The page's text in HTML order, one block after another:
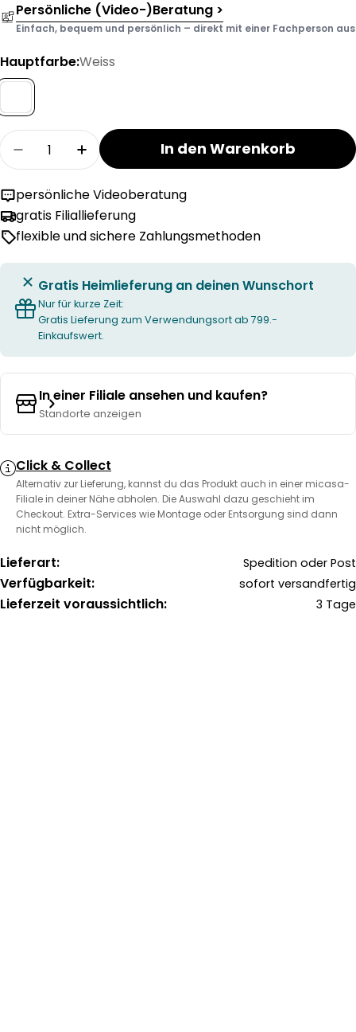
Persönliche (Video-)Beratung >
Einfach, bequem und persönlich – direkt mit einer Fachperson aus
Hauptfarbe:Weiss
Menge
Menge für WEISS ANDRAX Endstück
Menge für WEISS ANDRAX Endstück
In den Warenkorb
persönliche Videoberatung
gratis Filiallieferung
flexible und sichere Zahlungsmethoden
Gratis Heimlieferung an deinen Wunschort
Nur für kurze Zeit:
Gratis Lieferung zum Verwendungsort ab 799.-
Einkaufswert.
In einer Filiale ansehen und kaufen?
Standorte anzeigen
Click & Collect
Alternativ zur Lieferung, kannst du das Produkt auch in einer micasa-
Filiale in deiner Nähe abholen. Die Auswahl dazu geschieht im
Checkout. Extra-Services wie Montage oder Entsorgung sind dann
nicht möglich.
Lieferart: Spedition oder Post
Verfügbarkeit: sofort versandfertig
Lieferzeit voraussichtlich: 3 Tage